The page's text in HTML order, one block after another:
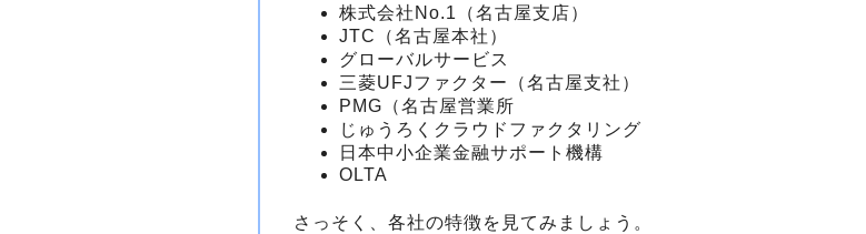
株式会社No.1（名古屋支店）
JTC（名古屋本社）
グローバルサービス
三菱UFJファクター（名古屋支社）
PMG（名古屋営業所
じゅうろくクラウドファクタリング
日本中小企業金融サポート機構
OLTA
さっそく、各社の特徴を見てみましょう。